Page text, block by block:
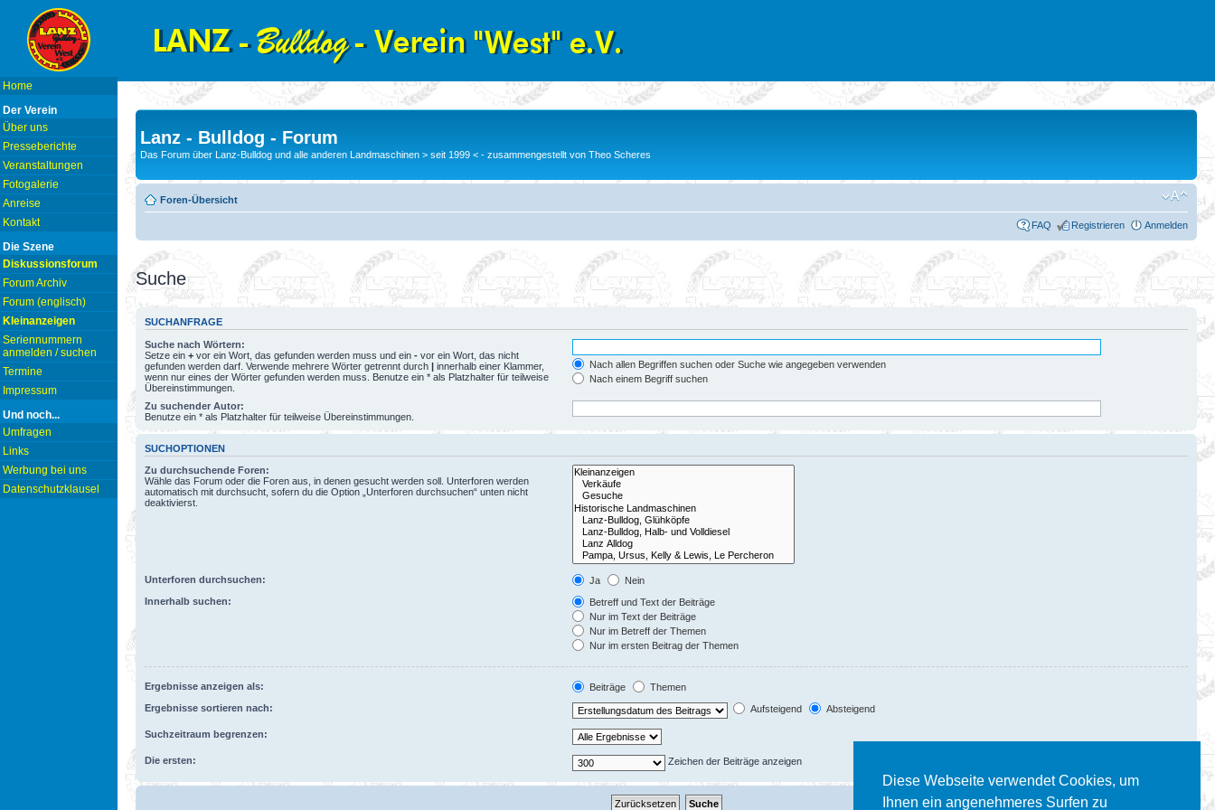
Diese Webseite verwendet Cookies, um
Ihnen ein angenehmeres Surfen zu
Home
Der Verein
Über uns
Presseberichte
Veranstaltungen
Fotogalerie
Anreise
Kontakt
Die Szene
Diskussionsforum
Forum Archiv
Forum (englisch)
Kleinanzeigen
Seriennummern
anmelden / suchen
Termine
Impressum
Und noch...
Umfragen
Links
Werbung bei uns
Datenschutzklausel
Lanz - Bulldog - Forum
Das Forum über Lanz-Bulldog und alle anderen Landmaschinen > seit 1999 < - zusammengestellt von Theo Scheres
Foren-Übersicht
FAQ Registrieren Anmelden
Suche
SUCHANFRAGE
Suche nach Wörtern:
Setze ein + vor ein Wort, das gefunden werden muss und ein - vor ein Wort, das nicht
gefunden werden darf. Verwende mehrere Wörter getrennt durch | innerhalb einer Klammer,
wenn nur eines der Wörter gefunden werden muss. Benutze ein * als Platzhalter für teilweise
Übereinstimmungen.
Nach allen Begriffen suchen oder Suche wie angegeben verwenden
Nach einem Begriff suchen
Zu suchender Autor:
Benutze ein * als Platzhalter für teilweise Übereinstimmungen.
SUCHOPTIONEN
Zu durchsuchende Foren:
Wähle das Forum oder die Foren aus, in denen gesucht werden soll. Unterforen werden
automatisch mit durchsucht, sofern du die Option „Unterforen durchsuchen“ unten nicht
deaktivierst.
Unterforen durchsuchen: Ja
Nein
Innerhalb suchen:
Betreff und Text der Beiträge
Nur im Text der Beiträge
Nur im Betreff der Themen
Nur im ersten Beitrag der Themen
Ergebnisse anzeigen als: Beiträge
Themen
Ergebnisse sortieren nach:
Aufsteigend Absteigend
Suchzeitraum begrenzen:
Die ersten: Zeichen der Beiträge anzeigen